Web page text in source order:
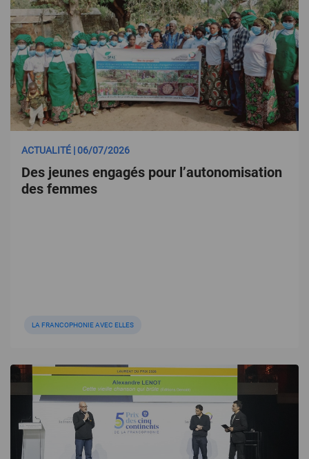
ACTUALITÉ | 06/07/2026
Des jeunes engagés pour l’autonomisation
des femmes
LA FRANCOPHONIE AVEC ELLES